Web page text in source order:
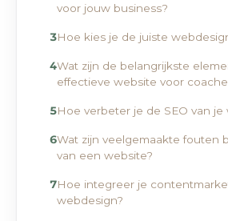
voor jouw business?
Hoe kies je de juiste
Wat zijn de belangrijkste
effectieve website voor
Hoe verbeter je de SEO van je
Wat zijn veelgemaakte fouten
van een website?
Hoe integreer je
webdesign?